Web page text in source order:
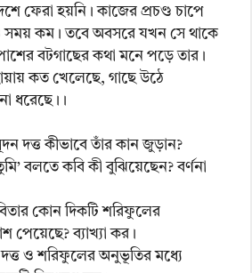
ফেরা হয়নি। কাজের প্রচণ্ড চাপে
সময় কম। তবে অবসরে যখন সে থাকে
বটগাছের কথা মনে পড়ে তার।
কত খেলেছে, গাছে উঠে
ধরেছে।।
দত্ত কীভাবে তাঁর কান জুড়ান?
বলতে কবি কী বুঝিয়েছেন? বর্ণনা
কোন দিকটি শরিফুলের
পেয়েছে? ব্যাখ্যা কর।
ও শরিফুলের অনুভূতির মধ্যে